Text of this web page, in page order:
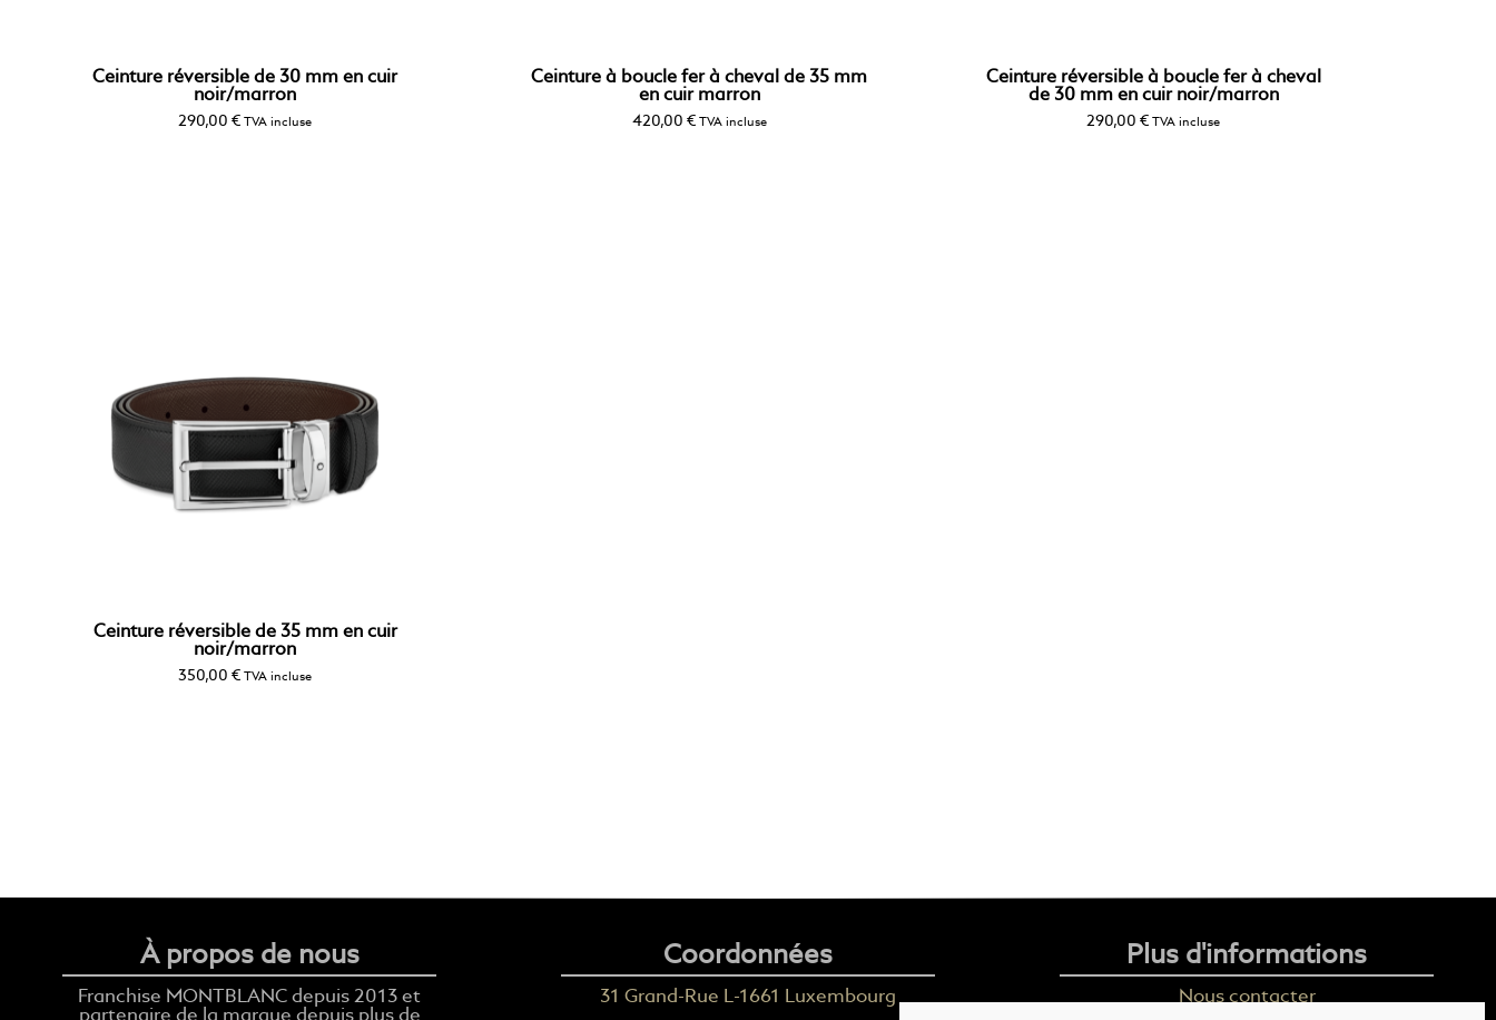
Ceinture réversible de 30 mm en cuir
noir/marron
290,00 € TVA incluse
Ceinture à boucle fer à cheval de 35 mm
en cuir marron
420,00 € TVA incluse
Ceinture réversible à boucle fer à cheval
de 30 mm en cuir noir/marron
290,00€ TVA incluse
Ceinture réversible de 35 mm en cuir
noir/marron
350,00 € TVA incluse
À propos de nous
Franchise MONTBLANC depuis 2013 et
Coordonnées
31 Grand-Rue L-1661 Luxembourg
Plus d'informations
Nous contacter